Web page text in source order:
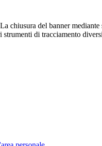
chiusura del banner
di tracciamento